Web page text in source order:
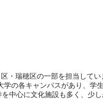
・瑞穂区の一部を担当して
の各キャンパスがあり、学
中心に文化施設も多く、少